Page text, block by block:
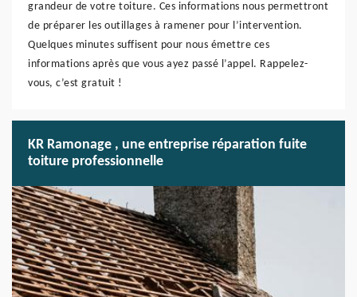
grandeur de votre toiture. Ces informations nous permettront
de préparer les outillages à ramener pour l’intervention.
Quelques minutes suffisent pour nous émettre ces
informations après que vous ayez passé l’appel. Rappelez-
vous, c’est gratuit !
KR Ramonage , une entreprise réparation fuite
toiture professionnelle